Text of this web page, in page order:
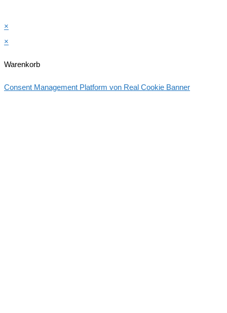
×
×
Warenkorb
Consent Management Platform von Real Cookie Banner